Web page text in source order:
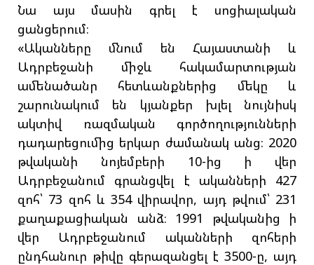
Նա այս մասին գրել է սոցիալական
ցանցերում։
«Ականները մնում են Հայաստանի և
Ադրբեջանի միջև հակամարտության
ամենածանր հետևանքներից մեկը և
շարունակում են կյանքեր խլել նույնիսկ
ակտիվ ռազմական գործողությունների
դադարեցումից երկար ժամանակ անց։ 2020
թվականի նոյեմբերի 10-ից ի վեր
Ադրբեջանում գրանցվել է ականների 427
զոհ՝ 73 զոհ և 354 վիրավոր, այդ թվում՝ 231
քաղաքացիական անձ։ 1991 թվականից ի
վեր Ադրբեջանում ականների զոհերի
ընդհանուր թիվը գերազանցել է 3500-ը, այդ